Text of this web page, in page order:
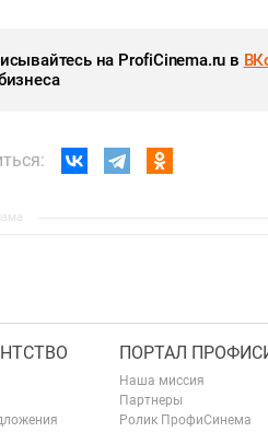
на ProfiCinema.ru в
ПОРТАЛ
Наша миссия
Партнеры
Ролик ПрофиСинема